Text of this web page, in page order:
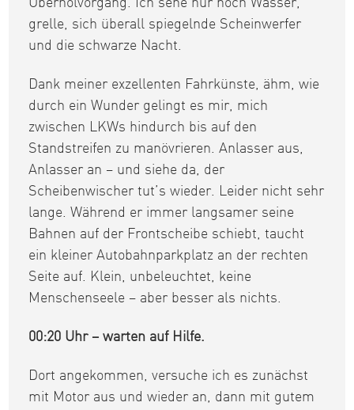
Überholvorgang. Ich sehe nur noch Wasser,
grelle, sich überall spiegelnde Scheinwerfer
und die schwarze Nacht.
Dank meiner exzellenten Fahrkünste, ähm, wie
durch ein Wunder gelingt es mir, mich
zwischen LKWs hindurch bis auf den
Standstreifen zu manövrieren. Anlasser aus,
Anlasser an – und siehe da, der
Scheibenwischer tut’s wieder. Leider nicht sehr
lange. Während er immer langsamer seine
Bahnen auf der Frontscheibe schiebt, taucht
ein kleiner Autobahnparkplatz an der rechten
Seite auf. Klein, unbeleuchtet, keine
Menschenseele – aber besser als nichts.
00:20 Uhr – warten auf Hilfe.
Dort angekommen, versuche ich es zunächst
mit Motor aus und wieder an, dann mit gutem